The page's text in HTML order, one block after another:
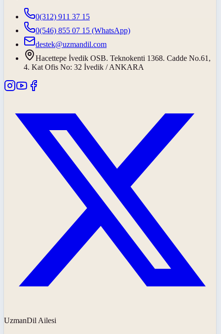
0(312) 911 37 15
0(546) 855 07 15 (WhatsApp)
destek@uzmandil.com
Hacettepe İvedik OSB. Teknokenti 1368. Cadde No.61,
4. Kat Ofis No: 32 İvedik / ANKARA
UzmanDil Ailesi